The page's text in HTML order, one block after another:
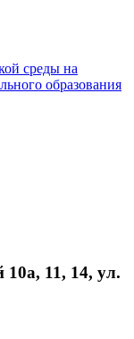
11, 14, ул.
среды на
образования